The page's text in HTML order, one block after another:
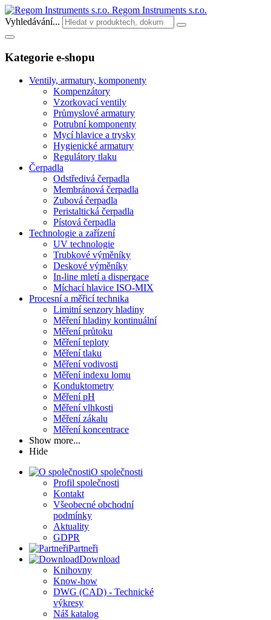
Regom Instruments s.r.o.
Vyhledávání...
Kategorie e-shopu
Ventily, armatury, komponenty
Kompenzátory
Vzorkovací ventily
Průmyslové armatury
Potrubní komponenty
Mycí hlavice a trysky
Hygienické armatury
Regulátory tlaku
Čerpadla
Odstředivá čerpadla
Membránová čerpadla
Zubová čerpadla
Peristaltická čerpadla
Pístová čerpadla
Technologie a zařízení
UV technologie
Trubkové výměníky
Deskové výměníky
In-line mletí a dispergace
Míchací hlavice ISO-MIX
Procesní a měřicí technika
Limitní senzory hladiny
Měření hladiny kontinuální
Měření průtoku
Měření teploty
Měření tlaku
Měření vodivosti
Měření indexu lomu
Konduktometry
Měření pH
Měření vlhkosti
Měření zákalu
Měření koncentrace
Show more...
Hide
O společnosti
Profil společnosti
Kontakt
Všeobecné obchodní
podmínky
Aktuality
GDPR
Partneři
Download
Knihovny
Know-how
DWG (CAD) - Technické
výkresy
Náš katalog